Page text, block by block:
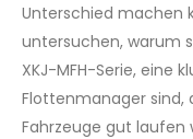
Unterschied machen
untersuchen, warum
XKJ-MFH-Serie, eine
Flottenmanager sind,
Fahrzeuge gut laufen